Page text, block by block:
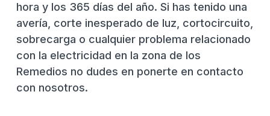
hora y los 365 días del año. Si has tenido una
avería, corte inesperado de luz, cortocircuito,
sobrecarga o cualquier problema relacionado
con la electricidad en la zona de los
Remedios no dudes en ponerte en contacto
con nosotros.